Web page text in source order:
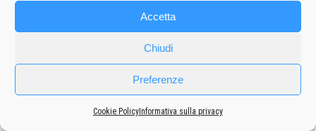
Accetta
Chiudi
Preferenze
Cookie Policy Informativa sulla privacy
vicenda di Ustica, con particolare riferimento alle connessioni con il
disastro di Ramstein. Sul contenuto del colloquio avuto con la Meli
aveva messo in contatto con la donna (v. esame Purgatori Andrea, PG
12.01.94).
Guidi Silvano, giornalista di Famiglia Cristiana, ha riferito di aver